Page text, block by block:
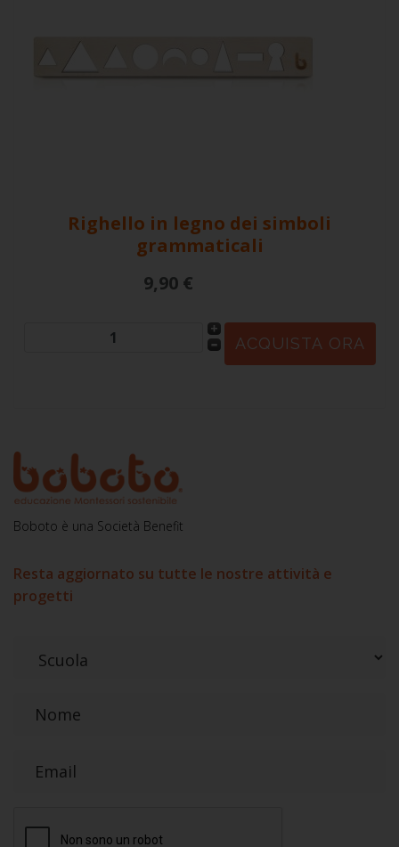
Righello in legno dei simboli
grammaticali
9,90 €
Boboto è una Società Benefit
Resta aggiornato su tutte le nostre attività e
progetti